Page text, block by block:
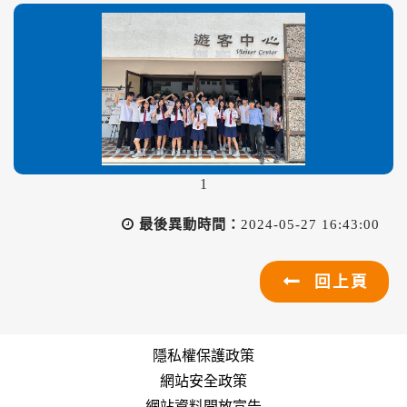
1
最後異動時間： 2024-05-27 16:43:00
回上頁
隱私權保護政策
網站安全政策